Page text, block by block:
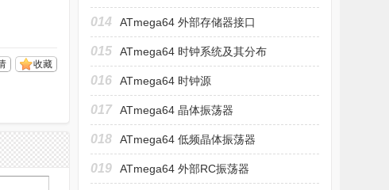
收藏
014 ATmega64 外部存储器接口
015 ATmega64 时钟系统及其分布
016 ATmega64 时钟源
017 ATmega64 晶体振荡器
018 ATmega64 低频晶体振荡器
019 ATmega64 外部RC振荡器